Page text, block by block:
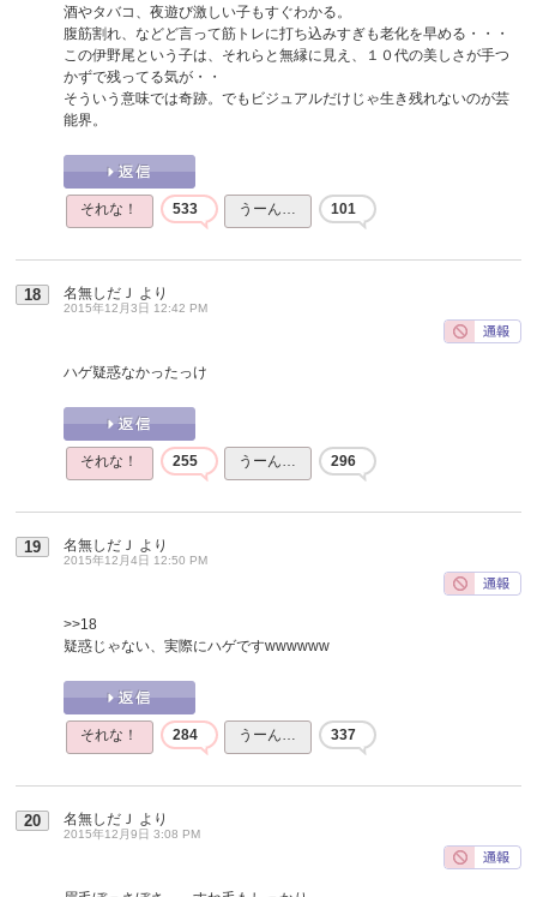
酒やタバコ、夜遊び激しい子もすぐわかる。
腹筋割れ、などど言って筋トレに打ち込みすぎも老化を早める・・・
この伊野尾という子は、それらと無縁に見え、１０代の美しさが手つ
かずで残ってる気が・・
そういう意味では奇跡。でもビジュアルだけじゃ生き残れないのが芸
能界。
それな！ 533 うーん… 101
18 名無しだＪ より
2015年12月3日 12:42 PM
ハゲ疑惑なかったっけ
それな！ 255 うーん… 296
19 名無しだＪ より
2015年12月4日 12:50 PM
>>18
疑惑じゃない、実際にハゲですwwwwww
それな！ 284 うーん… 337
20 名無しだＪ より
2015年12月9日 3:08 PM